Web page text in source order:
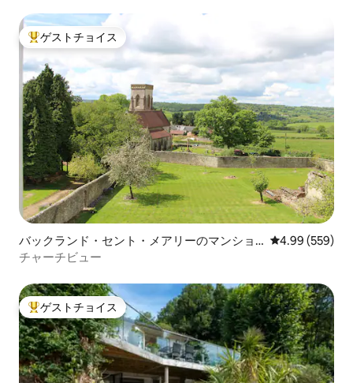
大好評のゲストチョイスです。
ゲストチョイス
バックランド・セント・メアリーのマンショ
ン・アパート
レビュー559
4.99 (559)
チャーチビュー
大好評のゲストチョイスです。
ゲストチョイス